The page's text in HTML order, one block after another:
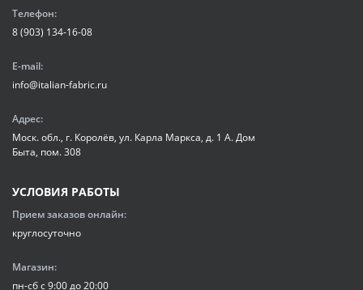
Телефон:
8 (903) 134-16-08
E-mail:
info@italian-fabric.ru
Адрес:
Моск. обл., г. Королёв, ул. Карла Маркса, д. 1 А. Дом
Быта, пом. 308
УСЛОВИЯ РАБОТЫ
Прием заказов онлайн:
круглосуточно
Магазин:
пн-сб с 9:00 до 20:00